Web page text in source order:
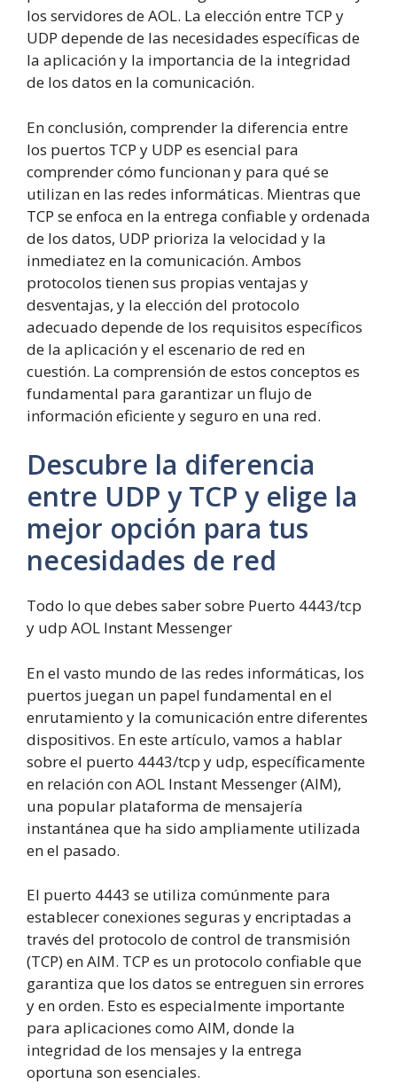
los servidores de AOL. La elección entre TCP y
UDP depende de las necesidades específicas de
la aplicación y la importancia de la integridad
de los datos en la comunicación.
En conclusión, comprender la diferencia entre
los puertos TCP y UDP es esencial para
comprender cómo funcionan y para qué se
utilizan en las redes informáticas. Mientras que
TCP se enfoca en la entrega confiable y ordenada
de los datos, UDP prioriza la velocidad y la
inmediatez en la comunicación. Ambos
protocolos tienen sus propias ventajas y
desventajas, y la elección del protocolo
adecuado depende de los requisitos específicos
de la aplicación y el escenario de red en
cuestión. La comprensión de estos conceptos es
fundamental para garantizar un flujo de
información eficiente y seguro en una red.
Descubre la diferencia
entre UDP y TCP y elige la
mejor opción para tus
necesidades de red
Todo lo que debes saber sobre Puerto 4443/tcp
y udp AOL Instant Messenger
En el vasto mundo de las redes informáticas, los
puertos juegan un papel fundamental en el
enrutamiento y la comunicación entre diferentes
dispositivos. En este artículo, vamos a hablar
sobre el puerto 4443/tcp y udp, específicamente
en relación con AOL Instant Messenger (AIM),
una popular plataforma de mensajería
instantánea que ha sido ampliamente utilizada
en el pasado.
El puerto 4443 se utiliza comúnmente para
establecer conexiones seguras y encriptadas a
través del protocolo de control de transmisión
(TCP) en AIM. TCP es un protocolo confiable que
garantiza que los datos se entreguen sin errores
y en orden. Esto es especialmente importante
para aplicaciones como AIM, donde la
integridad de los mensajes y la entrega
oportuna son esenciales.